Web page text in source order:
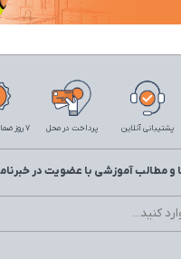
پشتیبانی آنلاین پرداخت در محل 7 روز ضمانت بازگشت
مطالب آموزشی با عضویت در